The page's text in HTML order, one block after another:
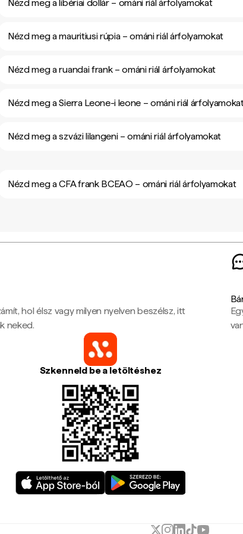
Nézd meg a libériai dollár – ománi riál árfolyamokat
Nézd meg a mauritiusi rúpia – ománi riál árfolyamokat
Nézd meg a ruandai frank – ománi riál árfolyamokat
Nézd meg a Sierra Leone-i leone – ománi riál
Nézd meg a szvázi lilangeni – ománi riál árfolyamokat
Nézd meg a CFA frank BCEAO – ománi riál árfolyamokat
hol élsz vagy milyen nyelven beszélsz, itt
neked.
Szkenneld be a letöltéshez